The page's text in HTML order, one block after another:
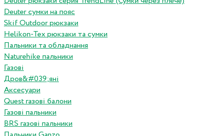
Deuter сумки на пояс
Skif Outdoor рюкзаки
Helikon-Tex рюкзаки та сумки
Пальники та обладнання
Naturehike пальники
Газові
Дров&#039;яні
Аксесуари
Quest газові балони
Газові пальники
BRS газові пальники